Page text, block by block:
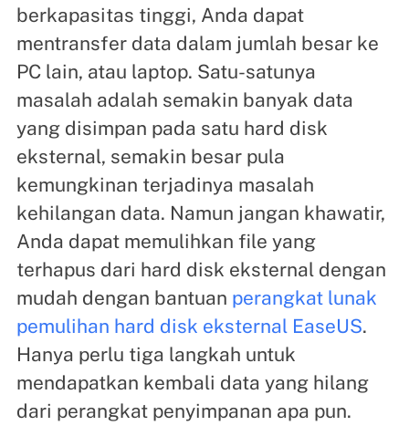
berkapasitas tinggi, Anda dapat
mentransfer data dalam jumlah besar ke
PC lain, atau laptop. Satu-satunya
masalah adalah semakin banyak data
yang disimpan pada satu hard disk
eksternal, semakin besar pula
kemungkinan terjadinya masalah
kehilangan data. Namun jangan khawatir,
Anda dapat memulihkan file yang
terhapus dari hard disk eksternal dengan
mudah dengan bantuan perangkat lunak
pemulihan hard disk eksternal EaseUS.
Hanya perlu tiga langkah untuk
mendapatkan kembali data yang hilang
dari perangkat penyimpanan apa pun.